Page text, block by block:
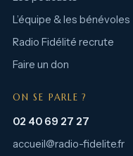
L’équipe & les bénévoles
Radio Fidélité recrute
Faire un don
ON SE PARLE ?
02 40 69 27 27
accueil@radio-fidelite.fr